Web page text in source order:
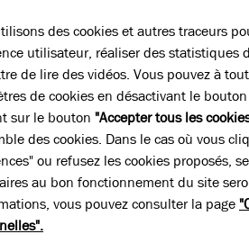
charge de l'acquéreur,
signature de l'acte
Surface(m²)
des cookies et autres traceurs
utilisateur, réaliser des statistiques
de lire des vidéos. Vous pouvez à
de cookies en désactivant le bouton
sur le bouton "Accepter tous les
des cookies. Dans le cas où vous
ou refusez les cookies proposés,
au bon fonctionnement du site
vous pouvez consulter la page